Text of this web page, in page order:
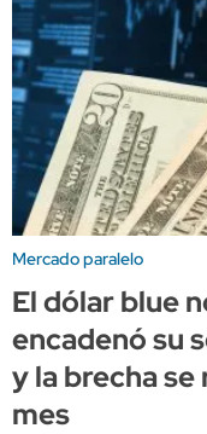
Mercado paralelo
El dólar blue
encadenó su
y la brecha
mes